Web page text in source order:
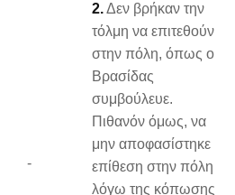
2.Δεν βρήκαν την
τόλμη να επιτεθούν
στην πόλη, όπως ο
Βρασίδας
συμβούλευε.
Πιθανόν όμως, να
μην αποφασίστηκε
επίθεση στην πόλη
λόγω της κόπωσης